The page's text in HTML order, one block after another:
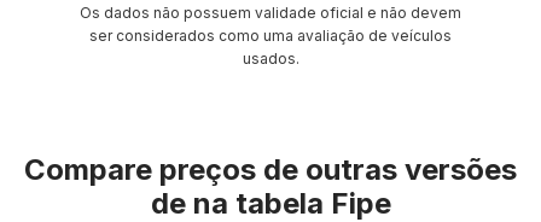
Os dados não possuem validade oficial e não devem
ser considerados como uma avaliação de veículos
usados.
Compare preços de outras versões
de na tabela Fipe